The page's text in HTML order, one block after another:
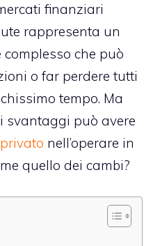
finanziari
rappresenta un
che può
o far perdere tutti
tempo. Ma
può avere
nell’operare in
quello dei cambi?